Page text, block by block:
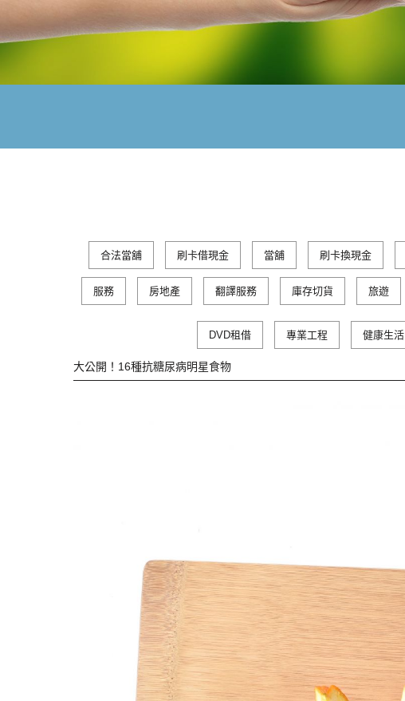
合法當舖 刷卡借現金 當舖 刷卡換現金
服務 房地產 翻譯服務 庫存切貨 旅遊
DVD租借 專業工程 健康生活
大公開！16種抗糖尿病明星食物